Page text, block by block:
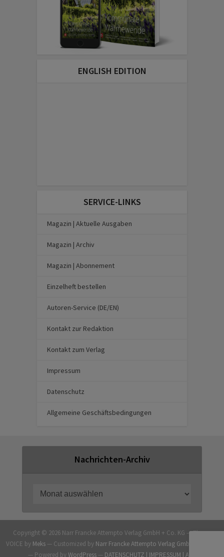
ENGLISH EDITION
SERVICE-LINKS
Magazin | Aktuelle Ausgaben
Magazin | Archiv
Magazin | Abonnement
Einzelheft bestellen
Autoren-Service (DE/EN)
Kontakt zur Redaktion
Kontakt zum Verlag
Impressum
Datenschutz
Allgemeine Geschäftsbedingungen
Nachrichten-Archiv
Copyright © 2026 Narr Francke Attempto Verlag GmbH + Co. KG — Theme
VOICE by Meks— Customized by Narr Francke Attempto Verlag GmbH + Co. KG
— Powered byWordPress— DATENSCHUTZ | IMPRESSUM | AGB